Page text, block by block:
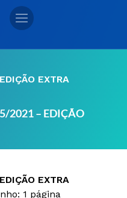
EXTRA
2021 – EDIÇÃO
EXTRA
1 página